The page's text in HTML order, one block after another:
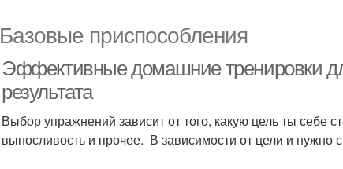
Базовые приспособления
Эффективные домашние тренировки
результата
Выбор упражнений зависит от того, какую цель ты себе
выносливость и прочее. В зависимости от цели и нужно